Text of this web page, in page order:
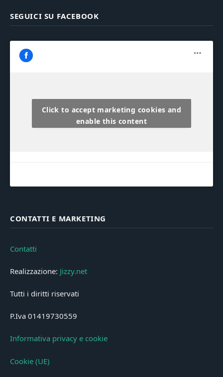
SEGUICI SU FACEBOOK
Click to accept marketing cookies and
enable this content
CONTATTI E MARKETING
Contatti
Realizzazione: Jizzy.net
Tutti i diritti riservati
P.Iva 01419730559
Informativa privacy e cookie
Cookie (UE)